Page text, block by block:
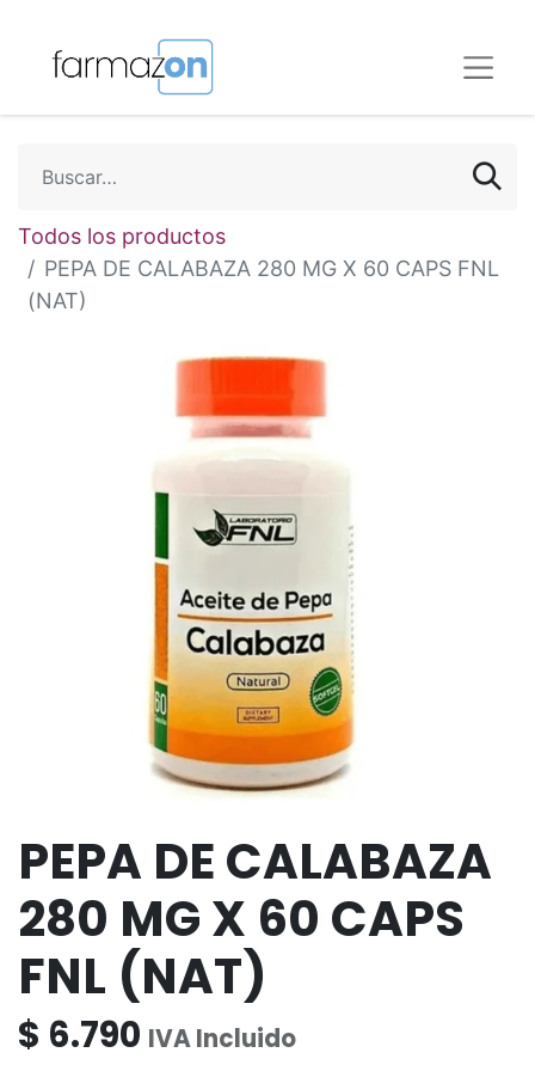
Todos los productos
PEPA DE CALABAZA 280 MG X 60 CAPS FNL
(NAT)
PEPA DE CALABAZA
280 MG X 60 CAPS
FNL (NAT)
$ 6.790 IVA Incluido